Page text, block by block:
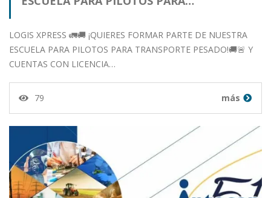
LOGIS XPRESS 🚛🚚 ¡QUIERES FORMAR PARTE DE NUESTRA
ESCUELA PARA PILOTOS PARA TRANSPORTE PESADO!🚚🚨 Y
CUENTAS CON LICENCIA…
79 más